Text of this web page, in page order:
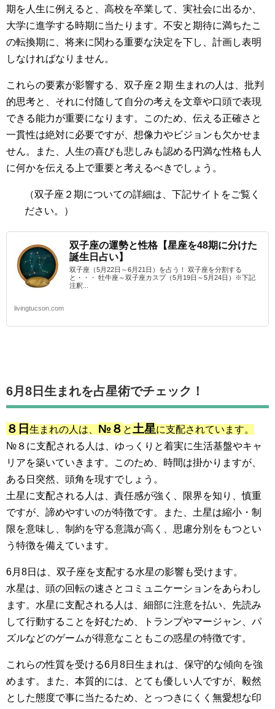
期を人生に例えると、高校を卒業して、実社会に出るか、
大学に進学する時期に当たります。不安と期待に満ちたこ
の転換期に、将来に関わる重要な決定を下し、計画し表明
しなければなりません。
これらの要素が影響する、双子座２期 生まれの人は、批判
的思考と、それに付随して自分の考えを文章や口頭で表現
できる能力が重要になります。このため、伝える正確さと
一貫性は絶対に必要ですが、想像力やビジョンも欠かせま
せん。また、人生の喜びも悲しみも認める円満な性格も人
に何かを伝える上で重要と考えるべきでしょう。
（双子座２期についての詳細は、下記サイトをご覧く
ださい。）
双子座の運勢と性格【星座を48期に分けた
誕生日占い】
双子座（5月22日～6月21日）を占う！ 双子座を分割する
と・・・ 牡牛座～双子座カスプ（5月19日～5月24日）※下記
注釈...
livingtucson.com
6月8日生まれを占星術でチェック！
８日 生まれの人は、 №８ と 土星に支配されています。
№８に支配される人は、ゆっくりと着実に生活基盤やキャ
リアを築いていきます。このため、時間は掛かりますが、
ある日突然、頭角を現すでしょう。
土星に支配される人は、責任感が強く、限界を知り、慎重
ですが、諦めやすいのが特徴です。また、土星は縮小・制
限を意味し、制約を守る意識が高く、思慮分別をもつとい
う特徴を備えています。
6月8日は、双子座を支配する水星の影響も受けます。
水星は、頭の回転の速さとコミュニケーションをあらわし
ます。水星に支配される人は、細部に注意を払い、先読み
して行動することを好むため、トランプやマージャン、パ
ズルなどのゲームが得意なこともこの惑星の特徴です。
これらの性質を受ける6月8日生まれは、保守的な傾向を強
めます。また、本質的には、とても優しい人ですが、毅然
とした態度で事に当たるため、とっつきにくく無愛想な印